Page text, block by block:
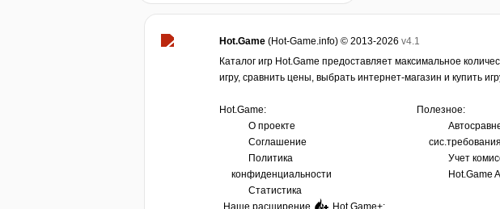
Hot.Game (Hot-Game.info) © 2013-2026 v4.1
Каталог игр Hot.Game предоставляет максимальное
игру, сравнить цены, выбрать интернет-магазин и купить
Hot.Game:
О проекте
Соглашение
Политика
конфиденциальности
Статистика
Полезное:
Учет
Hot.Game